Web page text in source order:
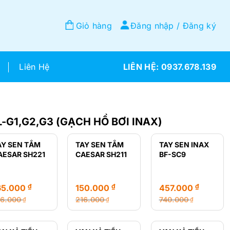
Giỏ hàng Đăng nhập / Đăng ký
Liên Hệ 0937.678.139
(GẠCH HỒ BƠI INAX)
SEN TẮM
SH221
₫
₫
TAY SEN TẮM
CAESAR SH211
216.000₫
Giá
gốc
150.000₫
Giá
hiện
TAY SEN INAX
BF-SC9
740.000₫
Giá
gốc
457.000 ₫
Giá
hiện